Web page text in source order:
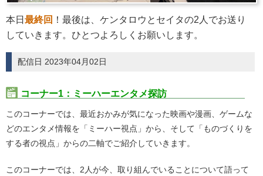
本日 最終回 ！最後は、ケンタロウとセイタの2人でお送り
していきます。ひとつよろしくお願いします。
配信日 2023年04月02日
コーナー1：ミーハーエンタメ探訪
このコーナーでは、最近おかみが気になった映画や漫画、ゲームな
どのエンタメ情報を「ミーハー視点」から、そして「ものづくりを
する者の視点」からの二軸でご紹介していきます。
このコーナーでは、2人が今、取り組んでいることについて語って